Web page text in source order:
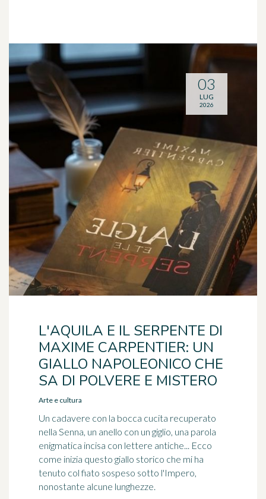
L'AQUILA E IL SERPENTE DI
MAXIME CARPENTIER: UN
GIALLO NAPOLEONICO CHE
SA DI POLVERE E MISTERO
Arte e cultura
Un cadavere con la bocca cucita recuperato
nella Senna, un anello con un giglio, una parola
enigmatica incisa con lettere antiche... Ecco
come inizia questo giallo storico che mi ha
tenuto col fiato sospeso sotto l'Impero,
nonostante alcune lunghezze.
03
LUG
2026